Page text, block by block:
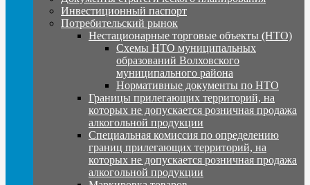
Инвестиционный паспорт
Потребительский рынок
Нестационарные торговые объекты (НТО)
Схемы НТО муниципальных
образований Волховского
муниципального района
Нормативные документы по НТО
Границы прилегающих территорий, на
которых не допускается розничная продажа
алкогольной продукции
Специальная комиссия по определению
границ прилегающих территорий, на
которых не допускается розничная продажа
алкогольной продукции